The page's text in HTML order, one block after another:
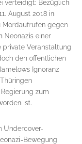
verteidigt: Bezüglich
August 2018 in
Mordaufrufen gegen
Neonazis einer
private Veranstaltung
den öffentlichen
Ignoranz
zum
ist.
Undercover-
Bewegung